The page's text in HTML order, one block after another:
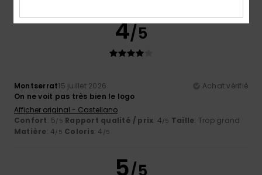
4/5
Montserrat15 juillet 2026
Achat vérifié
On ne voit pas très bien le logo
Afficher original - Castellano
Confort: 5/5 Rapport qualité / prix: 4/5 Taille: Trop grand
Matière: 4/5 Coloris: 4 /5
5